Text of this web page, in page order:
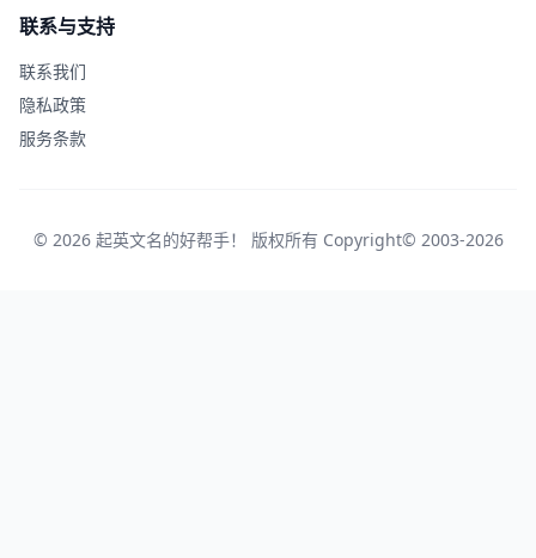
联系与支持
联系我们
隐私政策
服务条款
© 2026 起英文名的好帮手！ 版权所有 Copyright© 2003-2026